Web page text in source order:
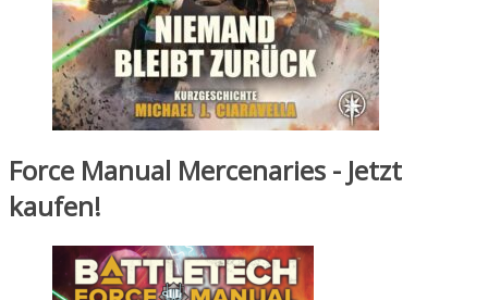
Force Manual Mercenaries - Jetzt
kaufen!